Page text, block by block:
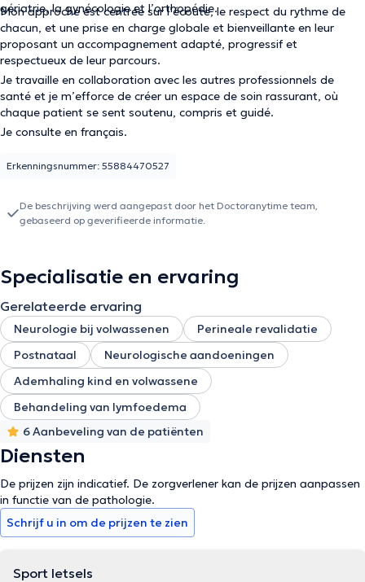
gériatrie, la gynécologie et l’orthopédie.
Mon approche est centrée sur l’écoute, le respect du rythme de
chacun, et une prise en charge globale et bienveillante en leur
proposant un accompagnement adapté, progressif et
respectueux de leur parcours.
Je travaille en collaboration avec les autres professionnels de
santé et je m’efforce de créer un espace de soin rassurant, où
chaque patient se sent soutenu, compris et guidé.
Je consulte en français.
Erkenningsnummer: 55884470527
De beschrijving werd aangepast door het Doctoranytime team,
gebaseerd op geverifieerde informatie.
Specialisatie en ervaring
Gerelateerde ervaring
Neurologie bij volwassenen
Perineale revalidatie
Postnataal
Neurologische aandoeningen
Ademhaling kind en volwassene
Behandeling van lymfoedema
6 Aanbeveling van de patiënten
Diensten
De prijzen zijn indicatief. De zorgverlener kan de prijzen aanpassen
in functie van de pathologie.
Schrijf u in om de prijzen te zien
Sport letsels